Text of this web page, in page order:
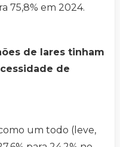
75,8% em 2024.
de lares tinham
de
um todo (leve,